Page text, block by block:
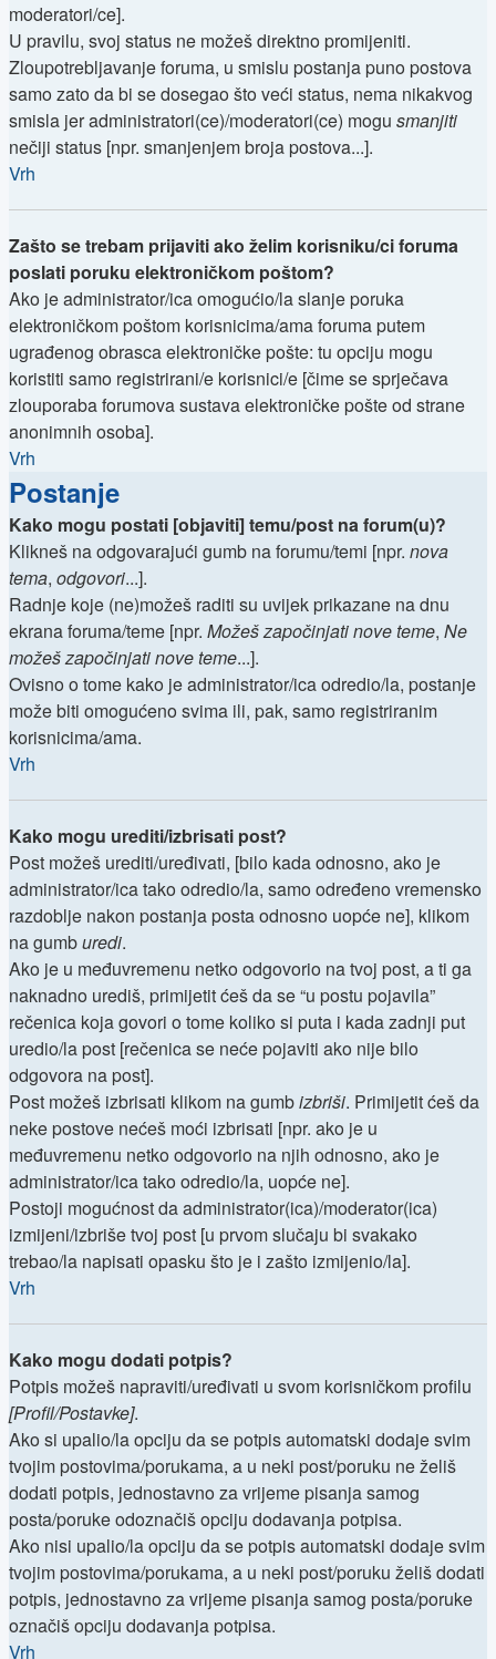
moderatori/ce].
U pravilu, svoj status ne možeš direktno promijeniti.
Zloupotrebljavanje foruma, u smislu postanja puno postova
samo zato da bi se dosegao što veći status, nema nikakvog
smisla jer administratori(ce)/moderatori(ce) mogu smanjiti
nečiji status [npr. smanjenjem broja postova...].
Vrh
Zašto se trebam prijaviti ako želim korisniku/ci foruma
poslati poruku elektroničkom poštom?
Ako je administrator/ica omogućio/la slanje poruka
elektroničkom poštom korisnicima/ama foruma putem
ugrađenog obrasca elektroničke pošte: tu opciju mogu
koristiti samo registrirani/e korisnici/e [čime se sprječava
zlouporaba forumova sustava elektroničke pošte od strane
anonimnih osoba].
Vrh
Postanje
Kako mogu postati [objaviti] temu/post na forum(u)?
Klikneš na odgovarajući gumb na forumu/temi [npr. nova
tema, odgovori...].
Radnje koje (ne)možeš raditi su uvijek prikazane na dnu
ekrana foruma/teme [npr. Možeš započinjati nove teme, Ne
možeš započinjati nove teme...].
Ovisno o tome kako je administrator/ica odredio/la, postanje
može biti omogućeno svima ili, pak, samo registriranim
korisnicima/ama.
Vrh
Kako mogu urediti/izbrisati post?
Post možeš urediti/uređivati, [bilo kada odnosno, ako je
administrator/ica tako odredio/la, samo određeno vremensko
razdoblje nakon postanja posta odnosno uopće ne], klikom
na gumburedi.
Ako je u međuvremenu netko odgovorio na tvoj post, a ti ga
naknadno urediš, primijetit ćeš da se “u postu pojavila”
rečenica koja govori o tome koliko si puta i kada zadnji put
uredio/la post [rečenica se neće pojaviti ako nije bilo
odgovora na post].
Post možeš izbrisati klikom na gumbizbriši. Primijetit ćeš da
neke postove nećeš moći izbrisati [npr. ako je u
međuvremenu netko odgovorio na njih odnosno, ako je
administrator/ica tako odredio/la, uopće ne].
Postoji mogućnost da administrator(ica)/moderator(ica)
izmijeni/izbriše tvoj post [u prvom slučaju bi svakako
trebao/la napisati opasku što je i zašto izmijenio/la].
Vrh
Kako mogu dodati potpis?
Potpis možeš napraviti/uređivati u svom korisničkom profilu
[Profil/Postavke].
Ako si upalio/la opciju da se potpis automatski dodaje svim
tvojim postovima/porukama, a u neki post/poruku ne želiš
dodati potpis, jednostavno za vrijeme pisanja samog
posta/poruke odoznačiš opciju dodavanja potpisa.
Ako nisi upalio/la opciju da se potpis automatski dodaje svim
tvojim postovima/porukama, a u neki post/poruku želiš dodati
potpis, jednostavno za vrijeme pisanja samog posta/poruke
označiš opciju dodavanja potpisa.
Vrh